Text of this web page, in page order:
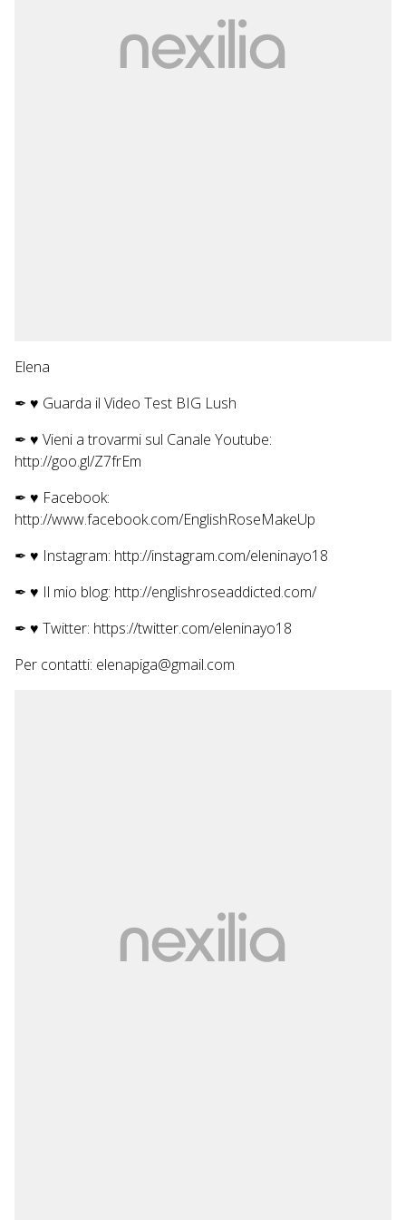
Elena
✒ ♥ Guarda il Video Test BIG Lush
✒ ♥ Vieni a trovarmi sul Canale Youtube:
http://goo.gl/Z7frEm
✒ ♥ Facebook:
http://www.facebook.com/EnglishRoseMakeUp
✒ ♥ Instagram: http://instagram.com/eleninayo18
✒ ♥ Il mio blog: http://englishroseaddicted.com/
✒ ♥ Twitter: https://twitter.com/eleninayo18
Per contatti: elenapiga@gmail.com